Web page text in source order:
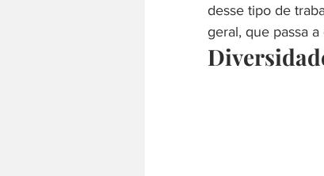
desse tipo de
geral, que passa